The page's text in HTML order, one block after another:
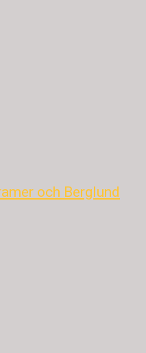
och Berglund